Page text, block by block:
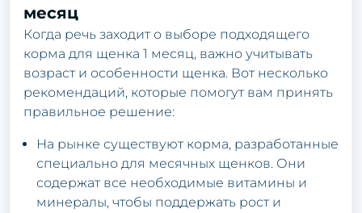
месяц
Когда речь заходит о выборе подходящего
корма для щенка 1 месяц, важно учитывать
возраст и особенности щенка. Вот несколько
рекомендаций, которые помогут вам принять
правильное решение:
На рынке существуют корма, разработанные
специально для месячных щенков. Они
содержат все необходимые витамины и
минералы, чтобы поддержать рост и